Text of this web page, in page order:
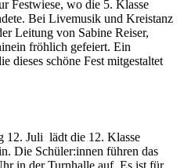
Festwiese, wo die 5. Klasse
Bei Livemusik und Kreistanz
Leitung von Sabine Reiser,
fröhlich gefeiert. Ein
dieses schöne Fest mitgestaltet
12. Juli lädt die 12. Klasse
Die Schüler:innen führen das
in der Turnhalle auf. Es ist für